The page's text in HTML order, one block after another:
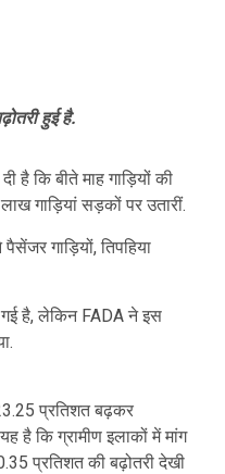
हुई है.
कि बीते माह गाड़ियों की
गाड़ियां सड़कों पर उतारीं.
गाड़ियों, तिपहिया
गई है, लेकिन FADA ने इस
प्रतिशत बढ़कर
है कि ग्रामीण इलाकों में मांग
प्रतिशत की बढ़ोतरी देखी